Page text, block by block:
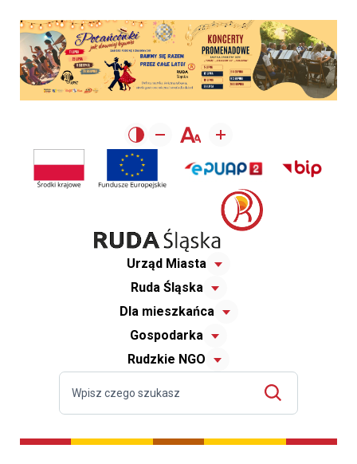
Urząd Miasta
Ruda Śląska
Dla mieszkańca
Gospodarka
Rudzkie NGO